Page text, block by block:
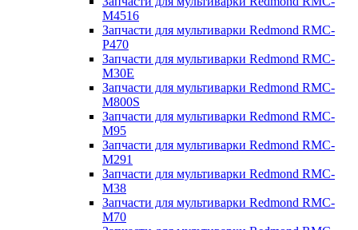
M4516
Запчасти для мультиварки Redmond RMC-
P470
Запчасти для мультиварки Redmond RMC-
M30E
Запчасти для мультиварки Redmond RMC-
M800S
Запчасти для мультиварки Redmond RMC-
M95
Запчасти для мультиварки Redmond RMC-
M291
Запчасти для мультиварки Redmond RMC-
M38
Запчасти для мультиварки Redmond RMC-
M70